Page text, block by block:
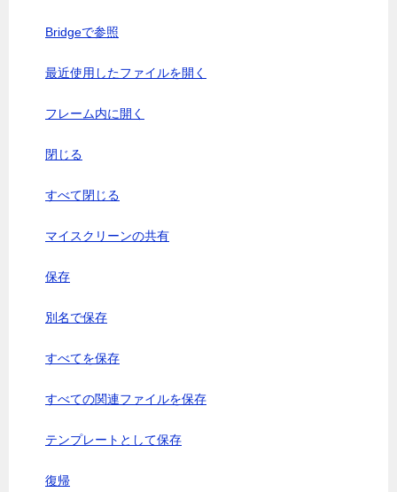
Bridgeで参照
最近使用したファイルを開く
フレーム内に開く
閉じる
すべて閉じる
マイスクリーンの共有
保存
別名で保存
すべてを保存
すべての関連ファイルを保存
テンプレートとして保存
復帰